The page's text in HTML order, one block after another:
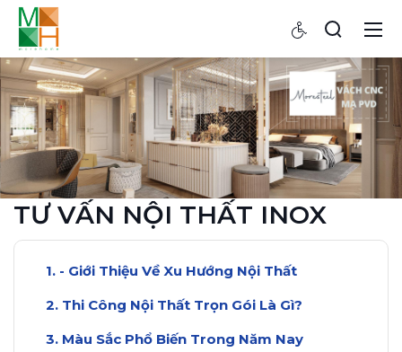
TƯ VẤN NỘI THẤT INOX
- Giới Thiệu Về Xu Hướng Nội Thất
Thi Công Nội Thất Trọn Gói Là Gì?
Màu Sắc Phổ Biến Trong Năm Nay